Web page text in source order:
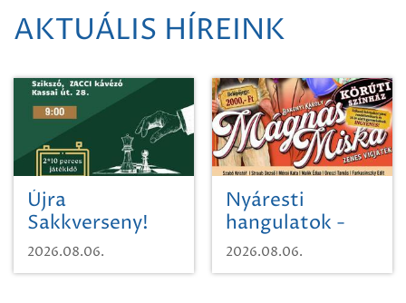
AKTUÁLIS HÍREINK
Újra
Sakkverseny!
2026.08.06.
Nyáresti
hangulatok -
Mágnás Miska
2026.08.06.